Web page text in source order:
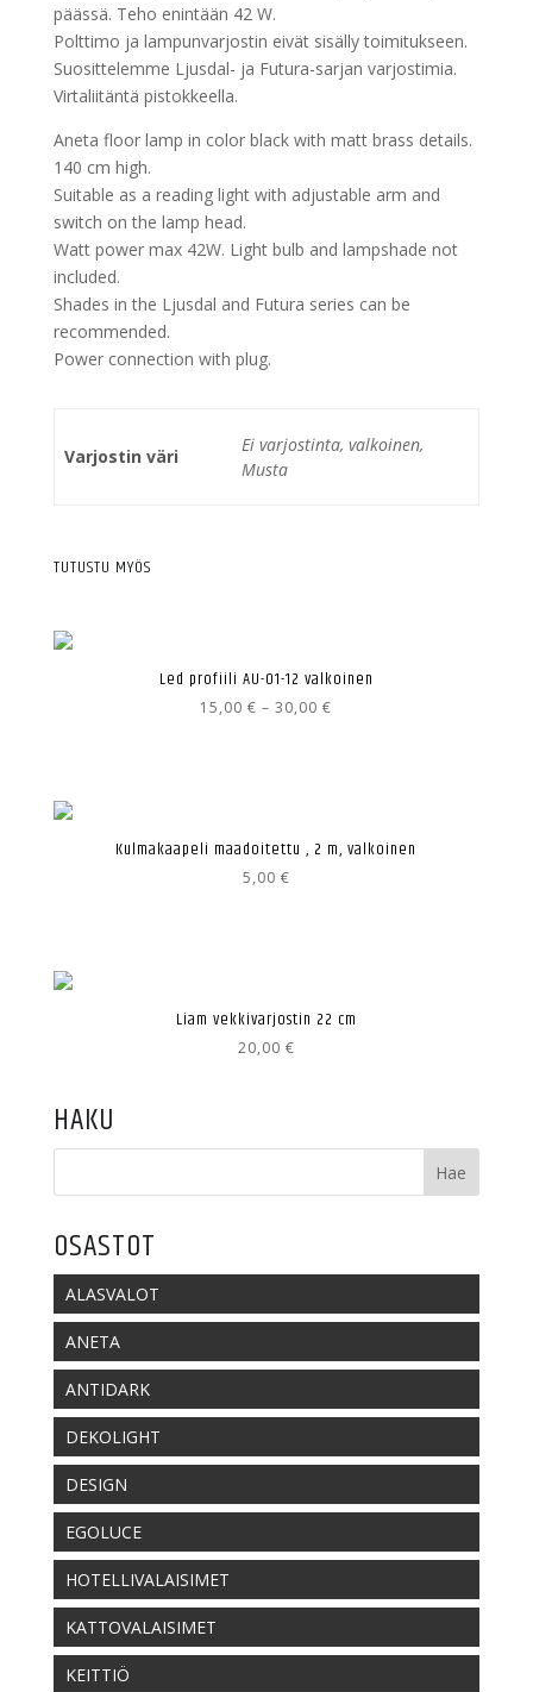
päässä. Teho enintään 42 W.
Polttimo ja lampunvarjostin eivät sisälly toimitukseen.
Suosittelemme Ljusdal- ja Futura-sarjan varjostimia.
Virtaliitäntä pistokkeella.
Aneta floor lamp in color black with matt brass details.
140 cm high.
Suitable as a reading light with adjustable arm and
switch on the lamp head.
Watt power max 42W. Light bulb and lampshade not
included.
Shades in the Ljusdal and Futura series can be
recommended.
Power connection with plug.
Varjostin väri
Ei varjostinta, valkoinen,
Musta
TUTUSTU MYÖS
Led profiili AU-01-12 valkoinen
15,00€ – 30,00€
Kulmakaapeli maadoitettu , 2 m, valkoinen
5,00 €
Liam vekkivarjostin 22 cm
20,00 €
HAKU
OSASTOT
ALASVALOT
ANETA
ANTIDARK
DEKOLIGHT
DESIGN
EGOLUCE
HOTELLIVALAISIMET
KATTOVALAISIMET
KEITTIÖ